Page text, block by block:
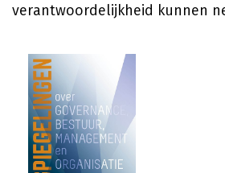
verantwoordelijkheid kunnen